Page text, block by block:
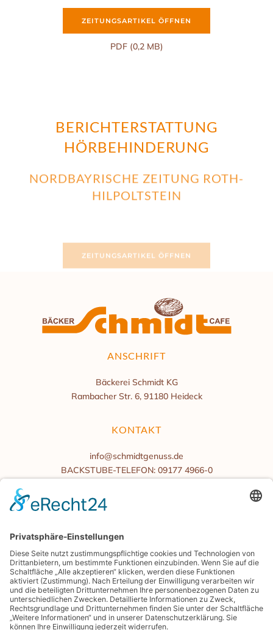
ZEITUNGSARTIKEL ÖFFNEN
PDF (0,2 MB)
BERICHTERSTATTUNG
HÖRBEHINDERUNG
NORDBAYRISCHE ZEITUNG ROTH-
HILPOLTSTEIN
ANSCHRIFT
Bäckerei Schmidt KG
Rambacher Str. 6, 91180 Heideck
KONTAKT
info@schmidtgenuss.de
BACKSTUBE-TELEFON: 09177 4966-0
BÜROZEITEN
Samstag/Sonntag geschlossen
BLOG PRESSE
GENIESSERKARTE
ENERGIEMANAGEMENT
SHOP.SCHMIDTGENUSS.DE